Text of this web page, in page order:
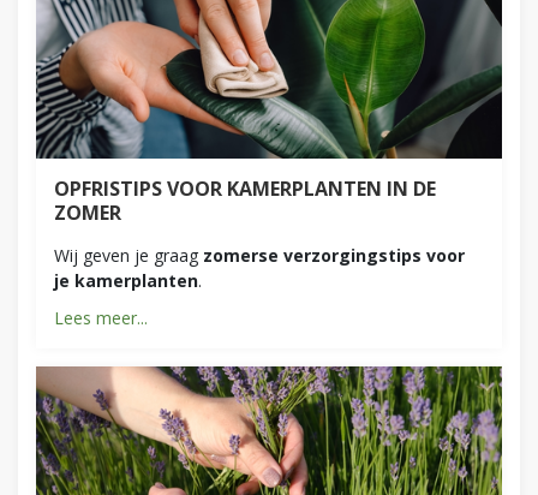
OPFRISTIPS VOOR KAMERPLANTEN IN DE
ZOMER
Wij geven je graag zomerse verzorgingstips voor
je kamerplanten.
Lees meer...